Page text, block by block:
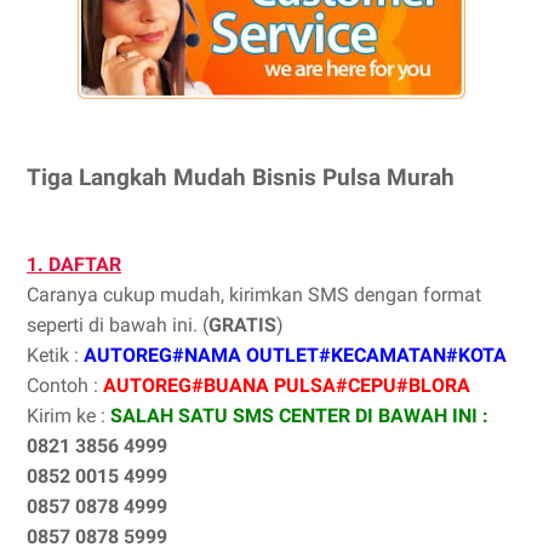
Tiga Langkah Mudah Bisnis Pulsa Murah
1. DAFTAR
Caranya cukup mudah, kirimkan SMS dengan format
seperti di bawah ini. (GRATIS)
Ketik : AUTOREG#NAMA OUTLET#KECAMATAN#KOTA
Contoh : AUTOREG#BUANA PULSA#CEPU#BLORA
Kirim ke : SALAH SATU SMS CENTER DI BAWAH INI :
0821 3856 4999
0852 0015 4999
0857 0878 4999
0857 0878 5999